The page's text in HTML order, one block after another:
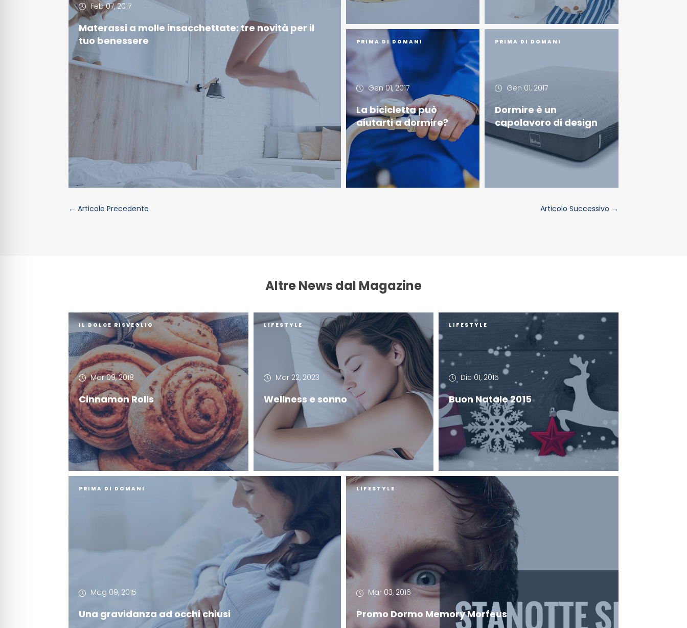
Feb 07, 2017
Materassi a molle insacchettate: tre novità per il
tuo benessere
PRIMA DI DOMANI
Gen 01, 2017
La bicicletta può
aiutarti a dormire?
PRIMA DI DOMANI
Gen 01, 2017
Dormire è un
capolavoro di design
←Articolo Precedente Articolo Successivo →
Altre News dal Magazine
IL DOLCE RISVEGLIO
Mar 09, 2018
Cinnamon Rolls
LIFESTYLE
Mar 22, 2023
Wellness e sonno
LIFESTYLE
Dic 01, 2015
Buon Natale 2015
PRIMA DI DOMANI
Mag 09, 2015
Una gravidanza ad occhi chiusi
LIFESTYLE
Mar 03, 2016
Promo Dormo Memory Morfeus